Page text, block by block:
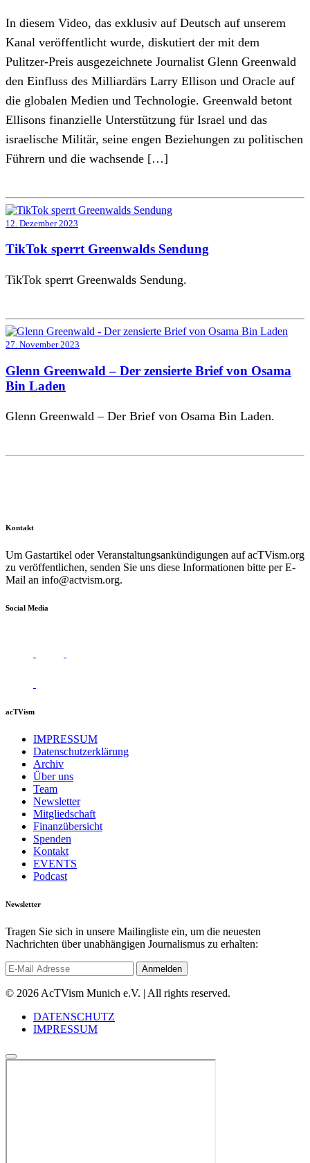
In diesem Video, das exklusiv auf Deutsch auf unserem
Kanal veröffentlicht wurde, diskutiert der mit dem
Pulitzer-Preis ausgezeichnete Journalist Glenn Greenwald
den Einfluss des Milliardärs Larry Ellison und Oracle auf
die globalen Medien und Technologie. Greenwald betont
Ellisons finanzielle Unterstützung für Israel und das
israelische Militär, seine engen Beziehungen zu politischen
Führern und die wachsende […]
12. Dezember 2023
TikTok sperrt Greenwalds Sendung
TikTok sperrt Greenwalds Sendung.
27. November 2023
Glenn Greenwald – Der zensierte Brief von Osama
Bin Laden
Glenn Greenwald – Der Brief von Osama Bin Laden.
Kontakt
Um Gastartikel oder Veranstaltungsankündigungen auf acTVism.org
zu veröffentlichen, senden Sie uns diese Informationen bitte per E-
Mail an info@actvism.org.
Social Media
acTVism
IMPRESSUM
Datenschutzerklärung
Archiv
Über uns
Team
Newsletter
Mitgliedschaft
Finanzübersicht
Spenden
Kontakt
EVENTS
Podcast
Newsletter
Tragen Sie sich in unsere Mailingliste ein, um die neuesten
Nachrichten über unabhängigen Journalismus zu erhalten:
© 2026 AcTVism Munich e.V. | All rights reserved.
DATENSCHUTZ
IMPRESSUM